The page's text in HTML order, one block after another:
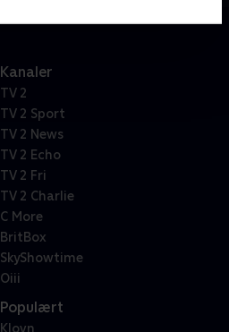
Kanaler
TV 2
TV 2 Sport
TV 2 News
TV 2 Echo
TV 2 Fri
TV 2 Charlie
C More
BritBox
SkyShowtime
Oiii
Populært
Klovn